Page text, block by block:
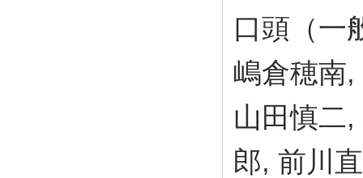
口頭（一
嶋倉穂南
山田慎二
郎, 前川